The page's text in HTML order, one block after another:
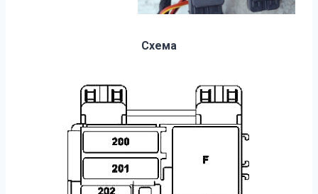
Схема